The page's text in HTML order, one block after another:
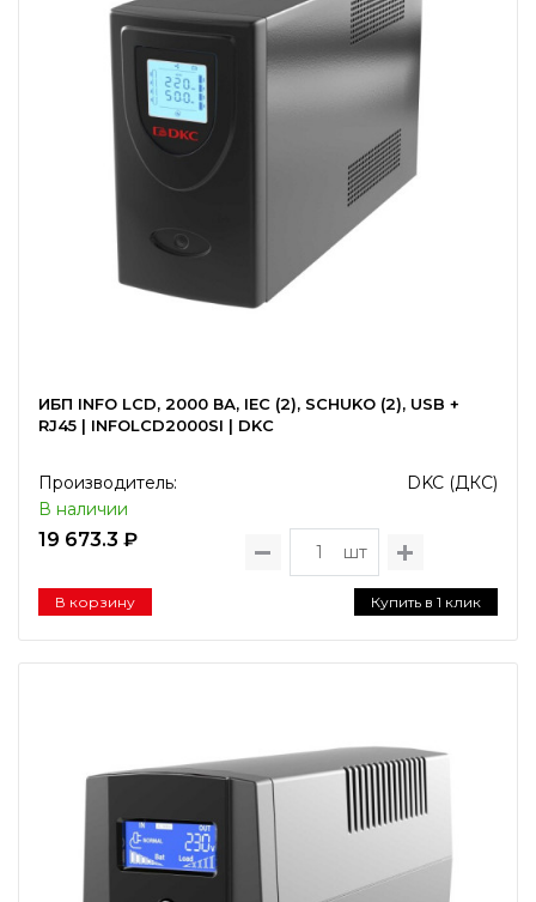
ИБП INFO LCD, 2000 ВА, IEC (2), SCHUKO (2), USB +
RJ45 | INFOLCD2000SI | DKC
Производитель:
DKC (ДКС)
В наличии
19 673.3 ₽
шт
В корзину Купить в 1 клик